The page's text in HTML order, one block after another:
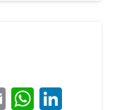
Email